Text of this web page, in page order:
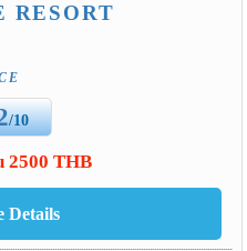
RESORT
/10
2500 THB